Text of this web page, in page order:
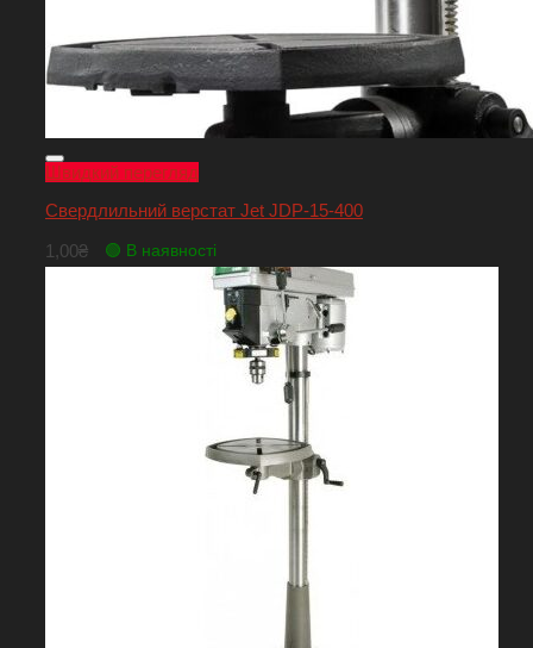
Швидкий перегляд
Свердлильний верстат Jet JDP-15-400
1,00₴ 🟢 В наявності